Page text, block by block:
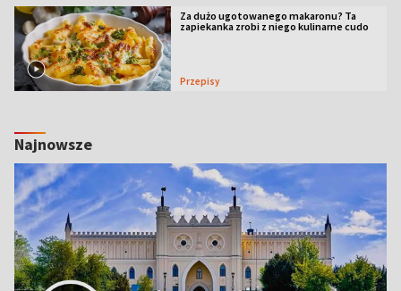
Za dużo ugotowanego makaronu? Ta
zapiekanka zrobi z niego kulinarne cudo
Przepisy
Najnowsze